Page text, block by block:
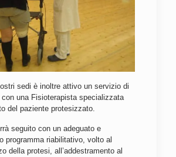
sedi è inoltre attivo un servizio di
con una Fisioterapista specializzata
del paziente protesizzato.
seguito con un adeguato e
programma riabilitativo, volto al
della protesi, all’addestramento al